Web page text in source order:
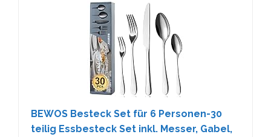
BEWOS Besteck Set für 6 Personen-30
teilig Essbesteck Set inkl. Messer, Gabel,